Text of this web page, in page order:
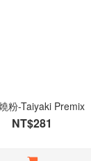
粉-Taiyaki Premix
NT$281